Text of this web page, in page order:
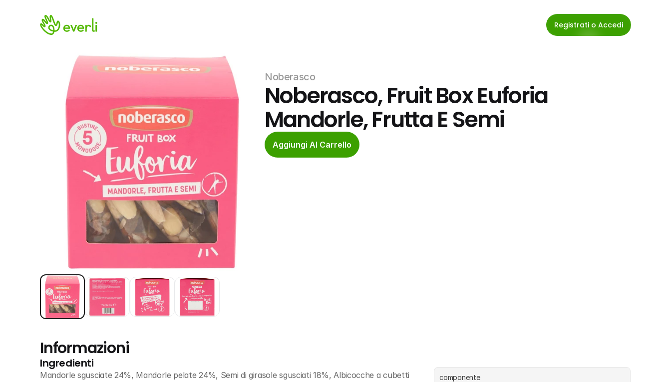
Registrati o Accedi
Noberasco
Noberasco, Fruit Box Euforia
Mandorle, Frutta E Semi
Aggiungi Al Carrello
Informazioni
Ingredienti
Mandorle sgusciate 24%, Mandorle pelate 24%, Semi di girasole sgusciati 18%, Albicocche a cubetti
componente